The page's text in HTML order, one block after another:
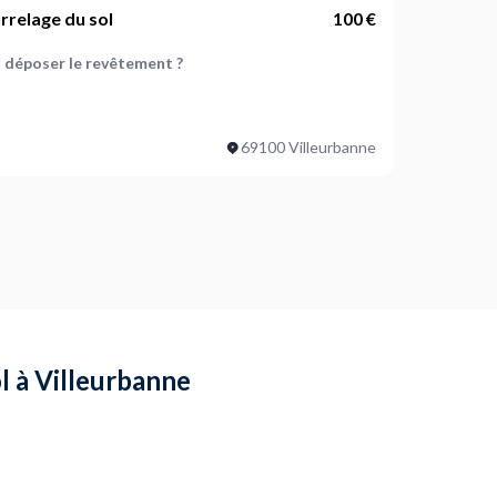
du sol 100 €
déposer le revêtement ?
?
En
69100 Villeurbanne
à Villeurbanne